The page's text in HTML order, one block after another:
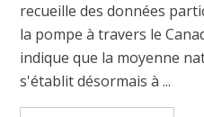
recueille des données
la pompe à travers le
indique que la moyenne
s'établit désormais à ...